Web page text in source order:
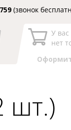
(звонок
У вас
нет
шт.)